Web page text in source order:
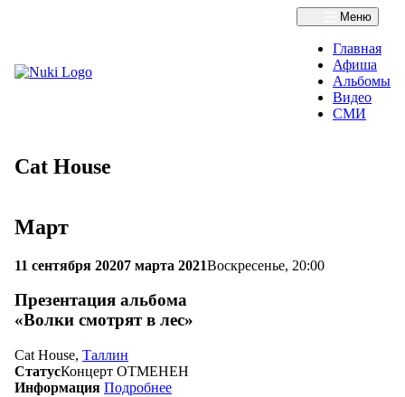
Меню
Главная
Афиша
Альбомы
Видео
СМИ
Cat House
Март
11 сентября 20207 марта 2021Воскресенье, 20:00
Презентация альбома
«Волки смотрят в лес»
Cat House, Таллин
СтатусКонцерт ОТМЕНЕН
Информация Подробнее